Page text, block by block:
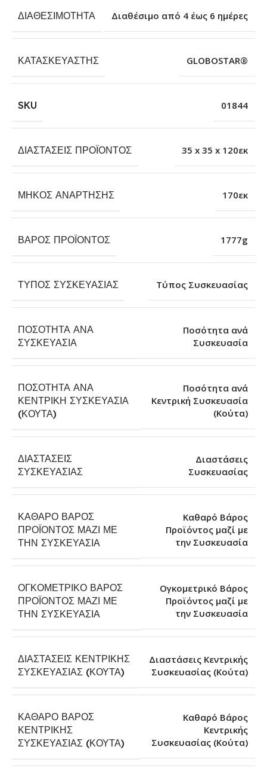
ΔΙΑΘΕΣΙΜΌΤΗΤΑ Διαθέσιμο από 4 έως 6 ημέρες
ΚΑΤΑΣΚΕΥΑΣΤΉΣ GLOBOSTAR®
SKU 01844
ΔΙΑΣΤΆΣΕΙΣ ΠΡΟΪΌΝΤΟΣ 35 x 35 x 120εκ
ΜΉΚΟΣ ΑΝΆΡΤΗΣΗΣ 170εκ
ΒΆΡΟΣ ΠΡΟΪΌΝΤΟΣ 1777g
ΤΎΠΟΣ ΣΥΣΚΕΥΑΣΊΑΣ Τύπος Συσκευασίας
ΠΟΣΌΤΗΤΑ ΑΝΆ
ΣΥΣΚΕΥΑΣΊΑ
Ποσότητα ανά
Συσκευασία
ΠΟΣΌΤΗΤΑ ΑΝΆ
ΚΕΝΤΡΙΚΉ ΣΥΣΚΕΥΑΣΊΑ
(ΚΟΎΤΑ)
Ποσότητα ανά
Κεντρική Συσκευασία
(Κούτα)
ΔΙΑΣΤΆΣΕΙΣ
ΣΥΣΚΕΥΑΣΊΑΣ
Διαστάσεις
Συσκευασίας
ΚΑΘΑΡΌ ΒΆΡΟΣ
ΠΡΟΪΌΝΤΟΣ ΜΑΖΊ ΜΕ
ΤΗΝ ΣΥΣΚΕΥΑΣΊΑ
Καθαρό Βάρος
Προϊόντος μαζί με
την Συσκευασία
ΟΓΚΟΜΕΤΡΙΚΌ ΒΆΡΟΣ
ΠΡΟΪΌΝΤΟΣ ΜΑΖΊ ΜΕ
ΤΗΝ ΣΥΣΚΕΥΑΣΊΑ
Ογκομετρικό Βάρος
Προϊόντος μαζί με
την Συσκευασία
ΔΙΑΣΤΆΣΕΙΣ ΚΕΝΤΡΙΚΉΣ
ΣΥΣΚΕΥΑΣΊΑΣ (ΚΟΎΤΑ)
Διαστάσεις Κεντρικής
Συσκευασίας (Κούτα)
ΚΑΘΑΡΌ ΒΆΡΟΣ
ΚΕΝΤΡΙΚΉΣ
ΣΥΣΚΕΥΑΣΊΑΣ (ΚΟΎΤΑ)
Καθαρό Βάρος
Κεντρικής
Συσκευασίας (Κούτα)